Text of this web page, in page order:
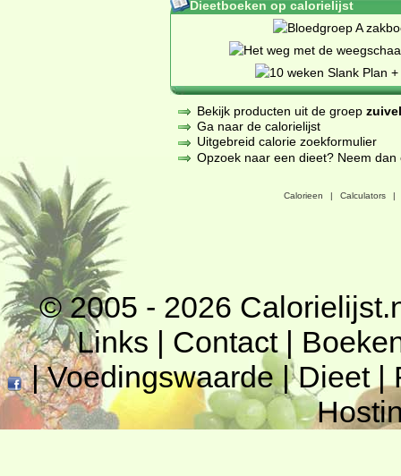
Dieetboeken op calorielijst
Bekijk producten uit de groep
Ga naar de calorielijst
Uitgebreid calorie zoekformulier
Opzoek naar een dieet? Neem
Calorieen | Calculators |
© 2005 - 2026
Links | Contact|
|Voedingswaarde|Dieet|